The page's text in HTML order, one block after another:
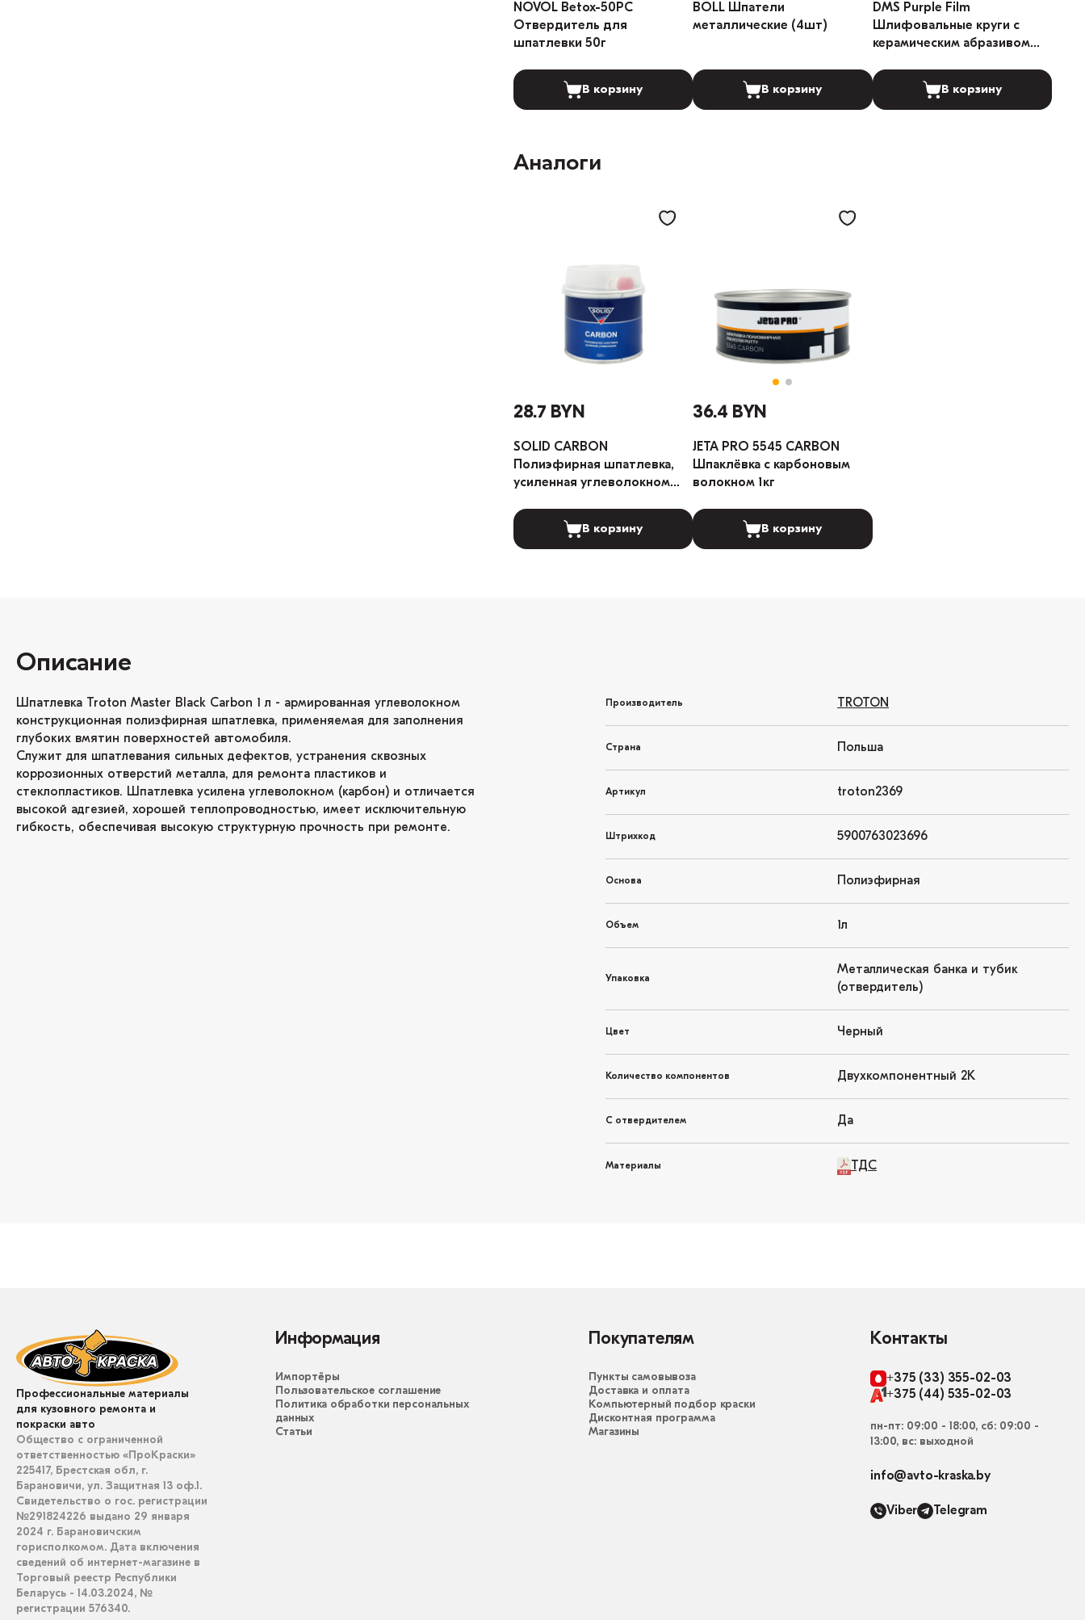
NOVOL Betox-50PC
Отвердитель для
шпатлевки 50г
В корзину
BOLL Шпатели
металлические (4шт)
В корзину
DMS Purple Film
Шлифовальные круги с
керамическим абразивом
(Градация: 80)
В корзину
Аналоги
28.7 BYN
SOLID CARBON
Полиэфирная шпатлевка,
усиленная углеволокном
В корзину
36.4 BYN
JETA PRO 5545 CARBON
Шпаклёвка с карбоновым
волокном 1кг
В корзину
Описание
Шпатлевка Troton Master Black Carbon 1 л - армированная углеволокном
конструкционная полиэфирная шпатлевка, применяемая для заполнения
глубоких вмятин поверхностей автомобиля.
Служит для шпатлевания сильных дефектов, устранения сквозных
коррозионных отверстий металла, для ремонта пластиков и
стеклопластиков. Шпатлевка усилена углеволокном (карбон) и отличается
высокой адгезией, хорошей теплопроводностью, имеет исключительную
гибкость, обеспечивая высокую структурную прочность при ремонте.
Производитель TROTON
Страна Польша
Артикул troton2369
Штрихкод 5900763023696
Основа Полиэфирная
Объем 1л
Упаковка
Металлическая банка и тубик
(отвердитель)
Цвет Черный
Количество компонентов Двухкомпонентный 2K
С отвердителем Да
Материалы ТДС
Профессиональные материалы
для кузовного ремонта и
покраски авто
Общество с ограниченной
ответственностью «ПроКраски»
225417, Брестская обл, г.
Барановичи, ул. Защитная 13 оф.1.
Свидетельство о гос. регистрации
№291824226 выдано 29 января
2024 г. Барановичским
горисполкомом. Дата включения
сведений об интернет-магазине в
Торговый реестр Республики
Беларусь - 14.03.2024, №
регистрации 576340.
Информация
Импортёры
Пользовательское соглашение
Политика обработки персональных
данных
Статьи
Покупателям
Пункты самовывоза
Доставка и оплата
Компьютерный подбор краски
Дисконтная программа
Магазины
Контакты
+375 (33) 355-02-03
+375 (44) 535-02-03
пн-пт: 09:00 - 18:00, сб: 09:00 -
13:00, вс: выходной
info@avto-kraska.by
Viber Telegram